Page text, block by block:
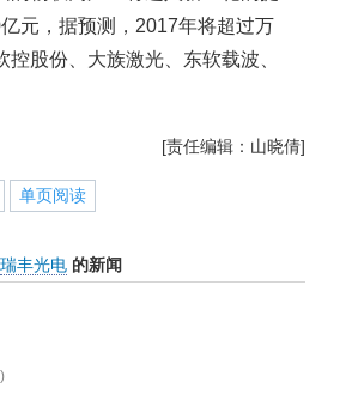
元，据预测，2017年将超过万
股份、大族激光、东软载波、
[责任编辑：山晓倩]
单页阅读
瑞丰光电 的新闻